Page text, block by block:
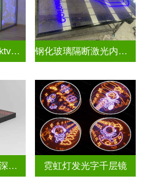
酒吧餐饮品牌广告ktv激光内雕发光艺术玻璃 钢化玻璃隔断激光内雕护栏玻璃
背景墙招牌墙地砖深渊镜 霓虹灯发光字千层镜